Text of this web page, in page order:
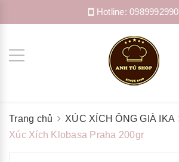
Hotline:0989992990
Trang chủ XÚC XÍCH ÔNG GIÀ IKA
Xúc Xích Klobasa Praha 200gr